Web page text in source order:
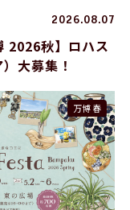
2026.08.07
2026秋】ロハス
大募集！
万博 春